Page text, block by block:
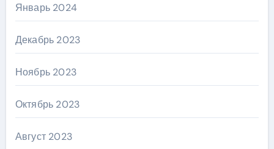
Январь 2024
Декабрь 2023
Ноябрь 2023
Октябрь 2023
Август 2023